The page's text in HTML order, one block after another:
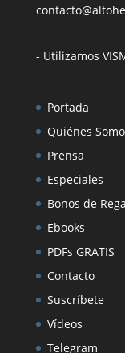
- Utilizamos
Portada
Quiénes
Prensa
Especiales
Bonos de
Ebooks
PDFs GRATIS
Contacto
Suscríbete
Vídeos
Telegram